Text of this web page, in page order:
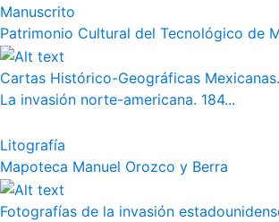
Manuscrito
Patrimonio Cultural del Tecnológico de
Cartas Histórico-Geográficas Mexicanas.
La invasión norte-americana. 184...
Litografía
Mapoteca Manuel Orozco y Berra
Fotografías de la invasión